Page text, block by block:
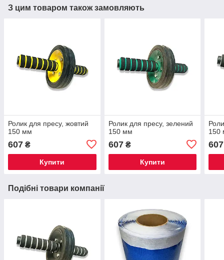
З цим товаром також замовляють
Ролик для пресу, жовтий
150 мм
607 ₴
Купити
Ролик для пресу, зелений
150 мм
607₴
Купити
150
607
Подібні товари компанії